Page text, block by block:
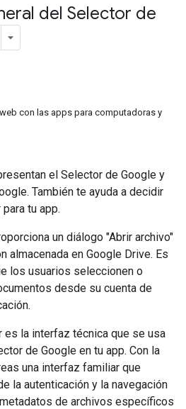
del Selector de
con las apps para computadoras y
el Selector de Google y
También te ayuda a decidir
tu app.
un diálogo "Abrir archivo"
almacenada en Google Drive. Es
los usuarios seleccionen o
desde su cuenta de
es la interfaz técnica que se usa
de Google en tu app. Con la
una interfaz familiar que
la autenticación y la navegación
de archivos específicos